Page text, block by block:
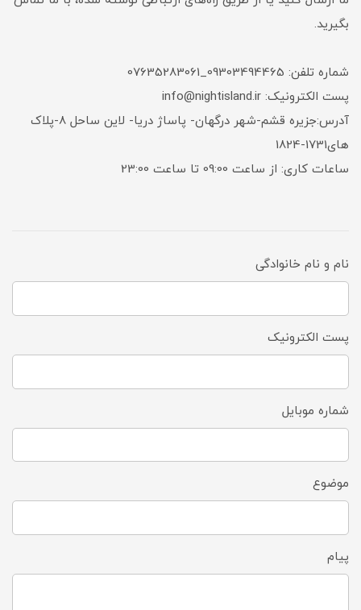
بگیرید.
شماره تلفن: 09303494465_07635283061
پست الکترونیک: info@nightisland.ir
آدرس:جزیره قشم-شهر درگهان- پاساژ دریا- لاین ساحل 8-پلاک
های1731-1824
ساعات کاری: از ساعت 09:00 تا ساعت 23:00
نام و نام خانوادگی
پست الکترونیک
شماره موبایل
موضوع
پیام